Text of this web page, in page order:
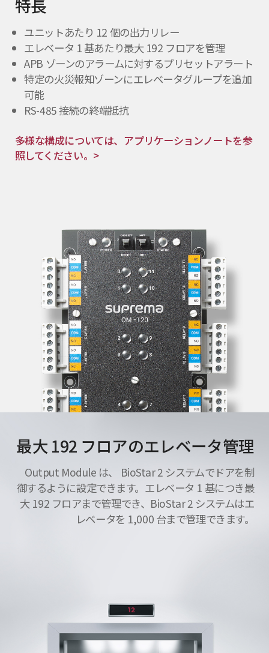
特長
ユニットあたり 12 個の出力リレー
エレベータ 1 基あたり最大 192 フロアを管理
APB ゾーンのアラームに対するプリセットアラート
特定の火災報知ゾーンにエレベータグループを追加
可能
RS-485 接続の終端抵抗
多様な構成については、アプリケーションノートを参
照してください。>
最大 192 フロアのエレベータ管理
Output Module は、 BioStar 2 システムでドアを制
御するように設定できます。エレベータ 1 基につき最
大 192 フロアまで管理でき、BioStar 2 システムはエ
レベータを 1,000 台まで管理できます。